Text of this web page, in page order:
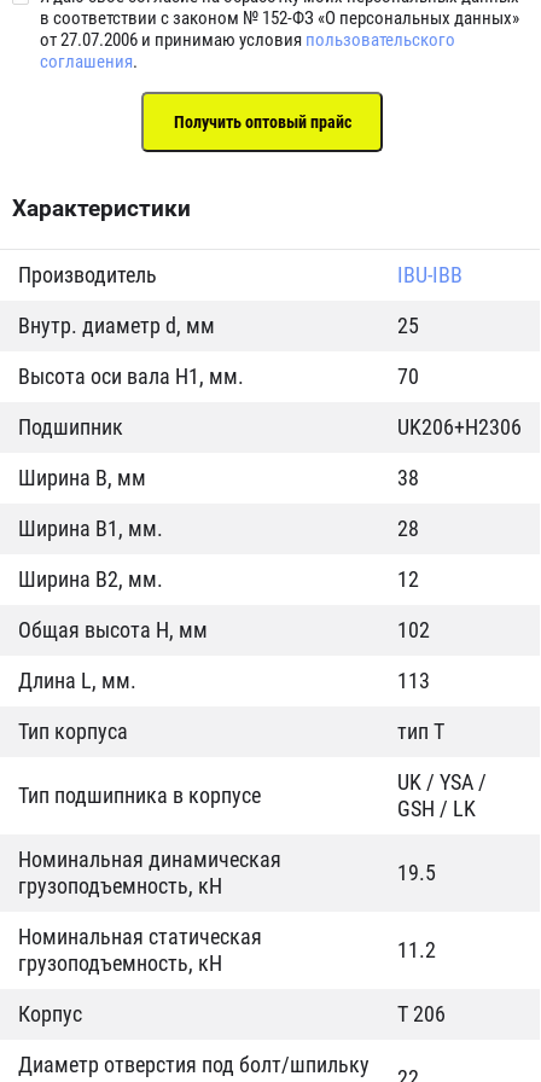
в соответствии с законом № 152-ФЗ «О персональных данных»
от 27.07.2006 и принимаю условия пользовательского
соглашения.
Характеристики
Производитель
IBU-IBB
Внутр. диаметр d, мм
25
Высота оси вала H1, мм.
70
Подшипник
UK206+H2306
Ширина B, мм
38
Ширина B1, мм.
28
Ширина B2, мм.
12
Общая высота H, мм
102
Длина L, мм.
113
Тип корпуса
тип T
Тип подшипника в корпусе
UK / YSA /
GSH / LK
Номинальная динамическая
грузоподъемность, кН
19.5
Номинальная статическая
грузоподъемность, кН
11.2
Корпус
T 206
Диаметр отверстия под болт/шпильку